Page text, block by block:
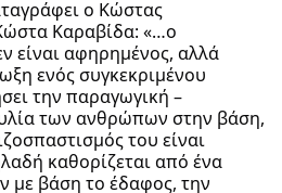
ο Κώστας
Καραβίδα: «…ο
είναι αφηρημένος, αλλά
ενός συγκεκριμένου
την παραγωγική –
των ανθρώπων στην βάση,
του είναι
καθορίζεται από ένα
με βάση το έδαφος, την